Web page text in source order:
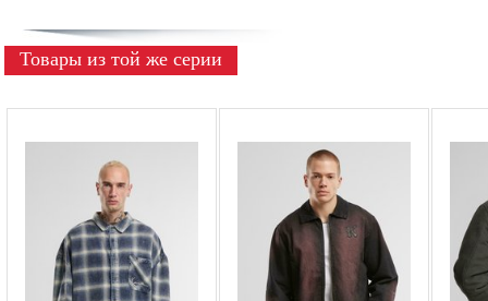
Товары из той же серии